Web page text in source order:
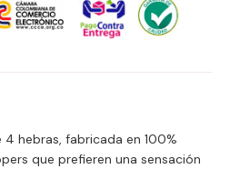
4 hebras, fabricada en 100%
que prefieren una sensación